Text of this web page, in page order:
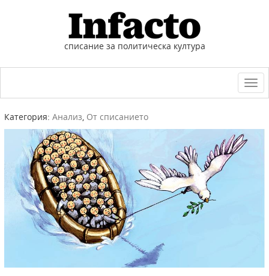
списание за политическа култура
Категория: Анализ, От списанието